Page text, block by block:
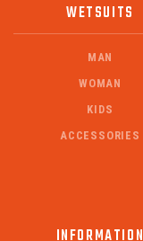
WETSUITS
MAN
WOMAN
KIDS
ACCESSORIES
INFORMATION